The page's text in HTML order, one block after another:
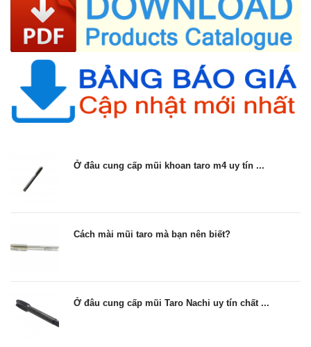
Ở đâu cung cấp mũi khoan taro m4 uy tín ...
Cách mài mũi taro mà bạn nên biết?
Ở đâu cung cấp mũi Taro Nachi uy tín chất ...